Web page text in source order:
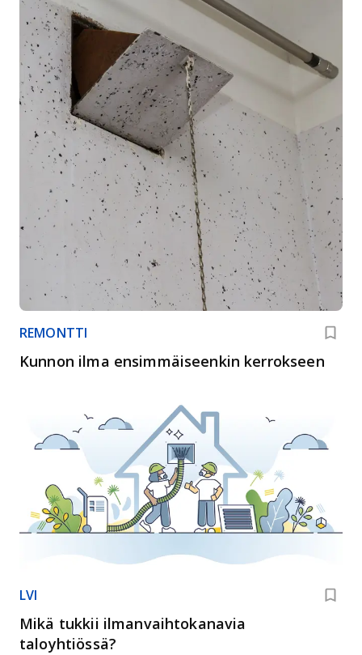
REMONTTI
Kunnon ilma ensimmäiseenkin kerrokseen
LVI
Mikä tukkii ilmanvaihtokanavia
taloyhtiössä?